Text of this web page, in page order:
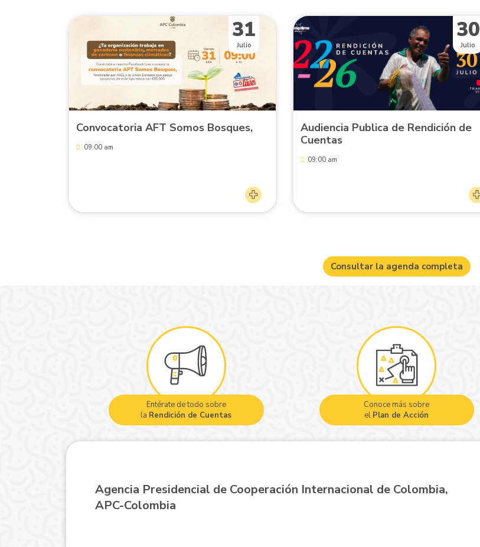
31
Julio
Convocatoria AFT Somos Bosques,
09:00 am
30
Julio
Audiencia Publica de Rendición de
Cuentas
09:00 am
Consultar la agenda completa
Entérate de todo sobre
la Rendición de Cuentas
Conoce más sobre
el Plan de Acción
Agencia Presidencial de Cooperación Internacional de Colombia,
APC-Colombia